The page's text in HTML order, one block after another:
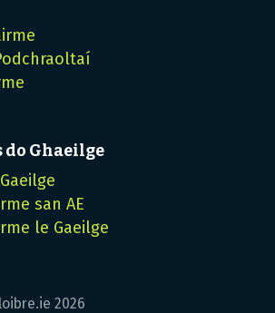
do Ghaeilge
san AE
le Gaeilge
2026